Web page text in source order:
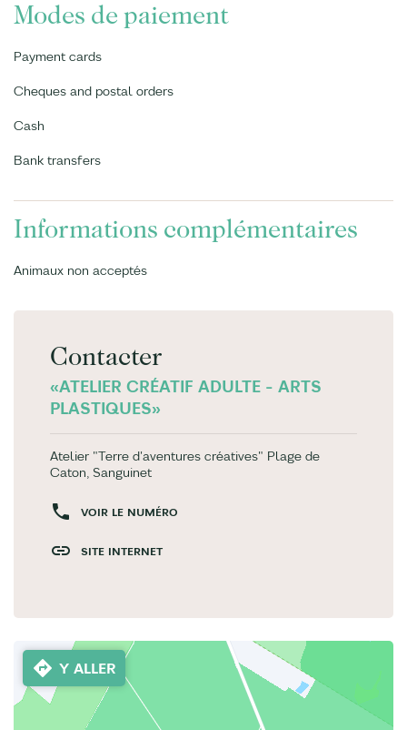
Modes de paiement
Payment cards
Cheques and postal orders
Cash
Bank transfers
Informations complémentaires
Animaux non acceptés
Contacter
«ATELIER CRÉATIF ADULTE - ARTS
PLASTIQUES»
Atelier "Terre d'aventures créatives" Plage de
Caton, Sanguinet
VOIR LE NUMÉRO
SITE INTERNET
Y ALLER